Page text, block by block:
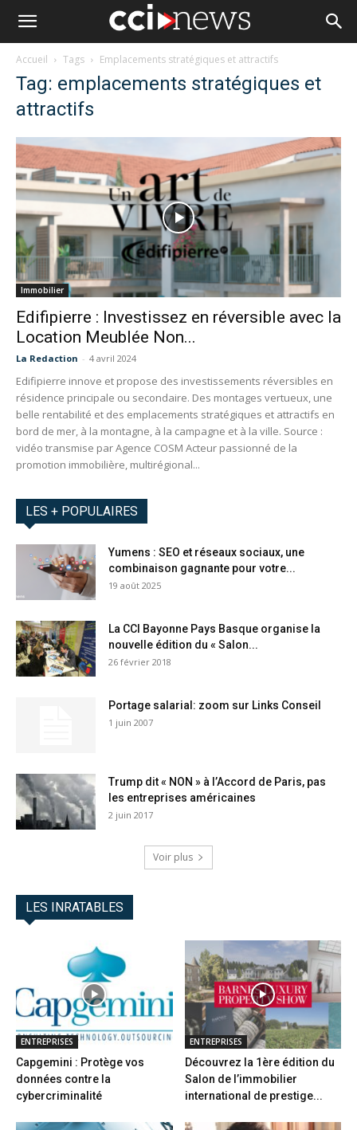
Accueil Tags Emplacements stratégiques et attractifs
Tag: emplacements stratégiques et
attractifs
Immobilier
Edifipierre : Investissez en réversible avec la
Location Meublée Non...
La Redaction - 4 avril 2024
Edifipierre innove et propose des investissements réversibles en
résidence principale ou secondaire. Des montages vertueux, une
belle rentabilité et des emplacements stratégiques et attractifs en
bord de mer, à la montagne, à la campagne et à la ville. Source :
vidéo transmise par Agence COSM Acteur passionné de la
promotion immobilière, multirégional...
LES + POPULAIRES
Yumens : SEO et réseaux sociaux, une
combinaison gagnante pour votre...
19 août 2025
La CCI Bayonne Pays Basque organise la
nouvelle édition du « Salon...
26 février 2018
Portage salarial: zoom sur Links Conseil
1 juin 2007
Trump dit « NON » à l’Accord de Paris, pas
les entreprises américaines
2 juin 2017
Voir plus
LES INRATABLES
ENTREPRISES
Capgemini : Protège vos
données contre la
cybercriminalité
ENTREPRISES
Découvrez la 1ère édition du
Salon de l’immobilier
international de prestige...